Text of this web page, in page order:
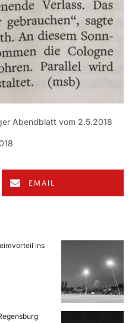
Abendblatt vom 2.5.2018
EMAIL
ins